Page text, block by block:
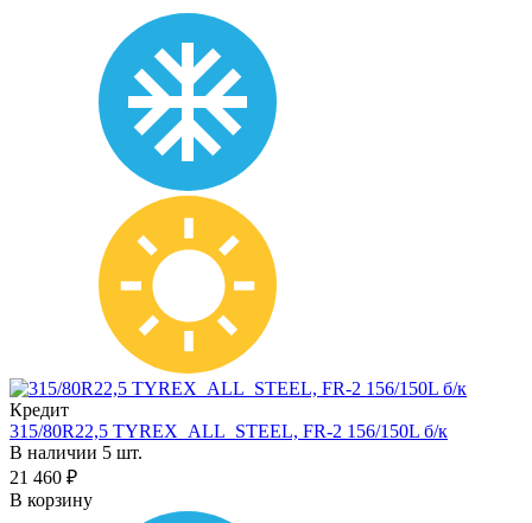
Кредит
315/80R22,5 TYREX_ALL_STEEL, FR-2 156/150L б/к
В наличии 5 шт.
21 460 ₽
В корзину